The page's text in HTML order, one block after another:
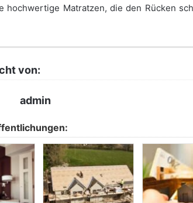
hochwertige Matratzen, die den Rücken
von:
admin